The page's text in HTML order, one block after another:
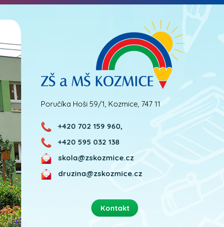
Poručíka Hoši 59/1, Kozmice, 747 11
+420 702 159 960,
+420 595 032 138
skola@zskozmice.cz
druzina@zskozmice.cz